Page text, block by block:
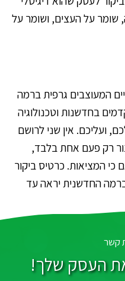
שומר על העצים, ושומר על
המעוצבים גרפית ברמה
בחדשנות וטכנולוגיה
ועליכם. אין שני לרושם
רק פעם אחת בלבד,
כי המציאות. כרטיס ביקור
החדשנית יראה עד
קשר
העסק שלך!